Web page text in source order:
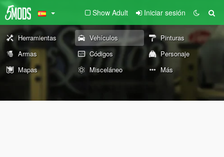
Show Adult Iniciar sesión
Herramientas Vehículos
Pinturas
Armas
Códigos
Personaje
Mapas
Misceláneo Más